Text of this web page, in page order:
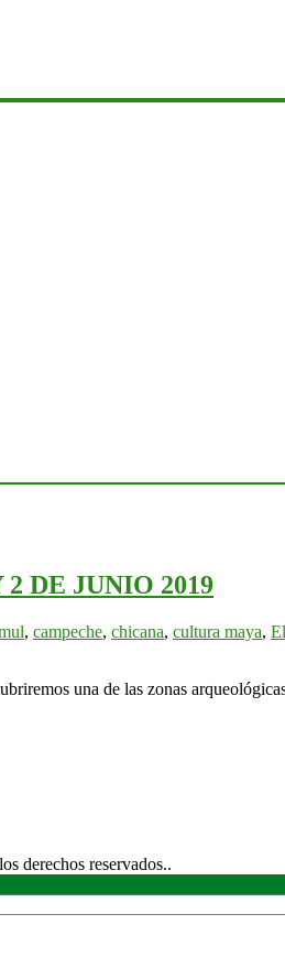
DE JUNIO 2019
, campeche, chicana, cultura maya,
una de las zonas
derechos reservados..